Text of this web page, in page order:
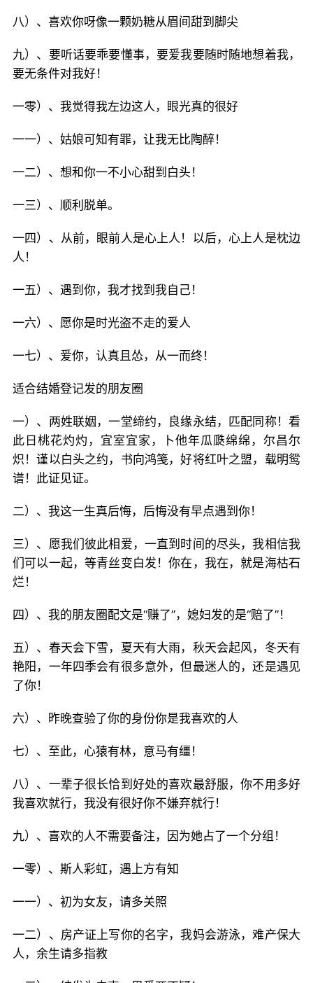
八）、喜欢你呀像一颗奶糖从眉间甜到脚尖
九）、要听话要乖要懂事，要爱我要随时随地想着我，
要无条件对我好！
一零）、我觉得我左边这人，眼光真的很好
一一）、姑娘可知有罪，让我无比陶醉！
一二）、想和你一不小心甜到白头！
一三）、顺利脱单。
一四）、从前，眼前人是心上人！以后，心上人是枕边
人！
一五）、遇到你，我才找到我自己！
一六）、愿你是时光盗不走的爱人
一七）、爱你，认真且怂，从一而终！
适合结婚登记发的朋友圈
一）、两姓联姻，一堂缔约，良缘永结，匹配同称！看
此日桃花灼灼，宜室宜家，卜他年瓜瓞绵绵，尔昌尔
炽！谨以白头之约，书向鸿笺，好将红叶之盟，载明鸳
谱！此证见证。
二）、我这一生真后悔，后悔没有早点遇到你！
三）、愿我们彼此相爱，一直到时间的尽头，我相信我
们可以一起，等青丝变白发！你在，我在，就是海枯石
烂！
四）、我的朋友圈配文是“赚了”，媳妇发的是“赔了”！
五）、春天会下雪，夏天有大雨，秋天会起风，冬天有
艳阳，一年四季会有很多意外，但最迷人的，还是遇见
了你！
六）、昨晚查验了你的身份你是我喜欢的人
七）、至此，心猿有林，意马有缰！
八）、一辈子很长恰到好处的喜欢最舒服，你不用多好
我喜欢就行，我没有很好你不嫌弃就行！
九）、喜欢的人不需要备注，因为她占了一个分组！
一零）、斯人彩虹，遇上方有知
一一）、初为女友，请多关照
一二）、房产证上写你的名字，我妈会游泳，难产保大
人，余生请多指教